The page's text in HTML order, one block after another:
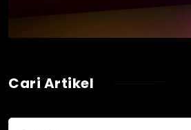
Cari Artikel